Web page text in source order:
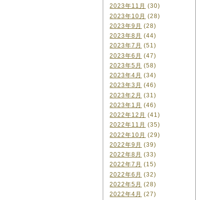
2023年11月 (30)
2023年10月 (28)
2023年9月 (28)
2023年8月 (44)
2023年7月 (51)
2023年6月 (47)
2023年5月 (58)
2023年4月 (34)
2023年3月 (46)
2023年2月 (31)
2023年1月 (46)
2022年12月 (41)
2022年11月 (35)
2022年10月 (29)
2022年9月 (39)
2022年8月 (33)
2022年7月 (15)
2022年6月 (32)
2022年5月 (28)
2022年4月 (27)